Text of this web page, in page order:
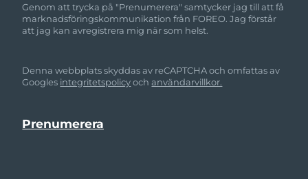
Genom att trycka på "Prenumerera" samtycker jag till att få
marknadsföringskommunikation från FOREO. Jag förstår
att jag kan avregistrera mig när som helst.
Denna webbplats skyddas av reCAPTCHA och omfattas av
Googles integritetspolicyochanvändarvillkor.